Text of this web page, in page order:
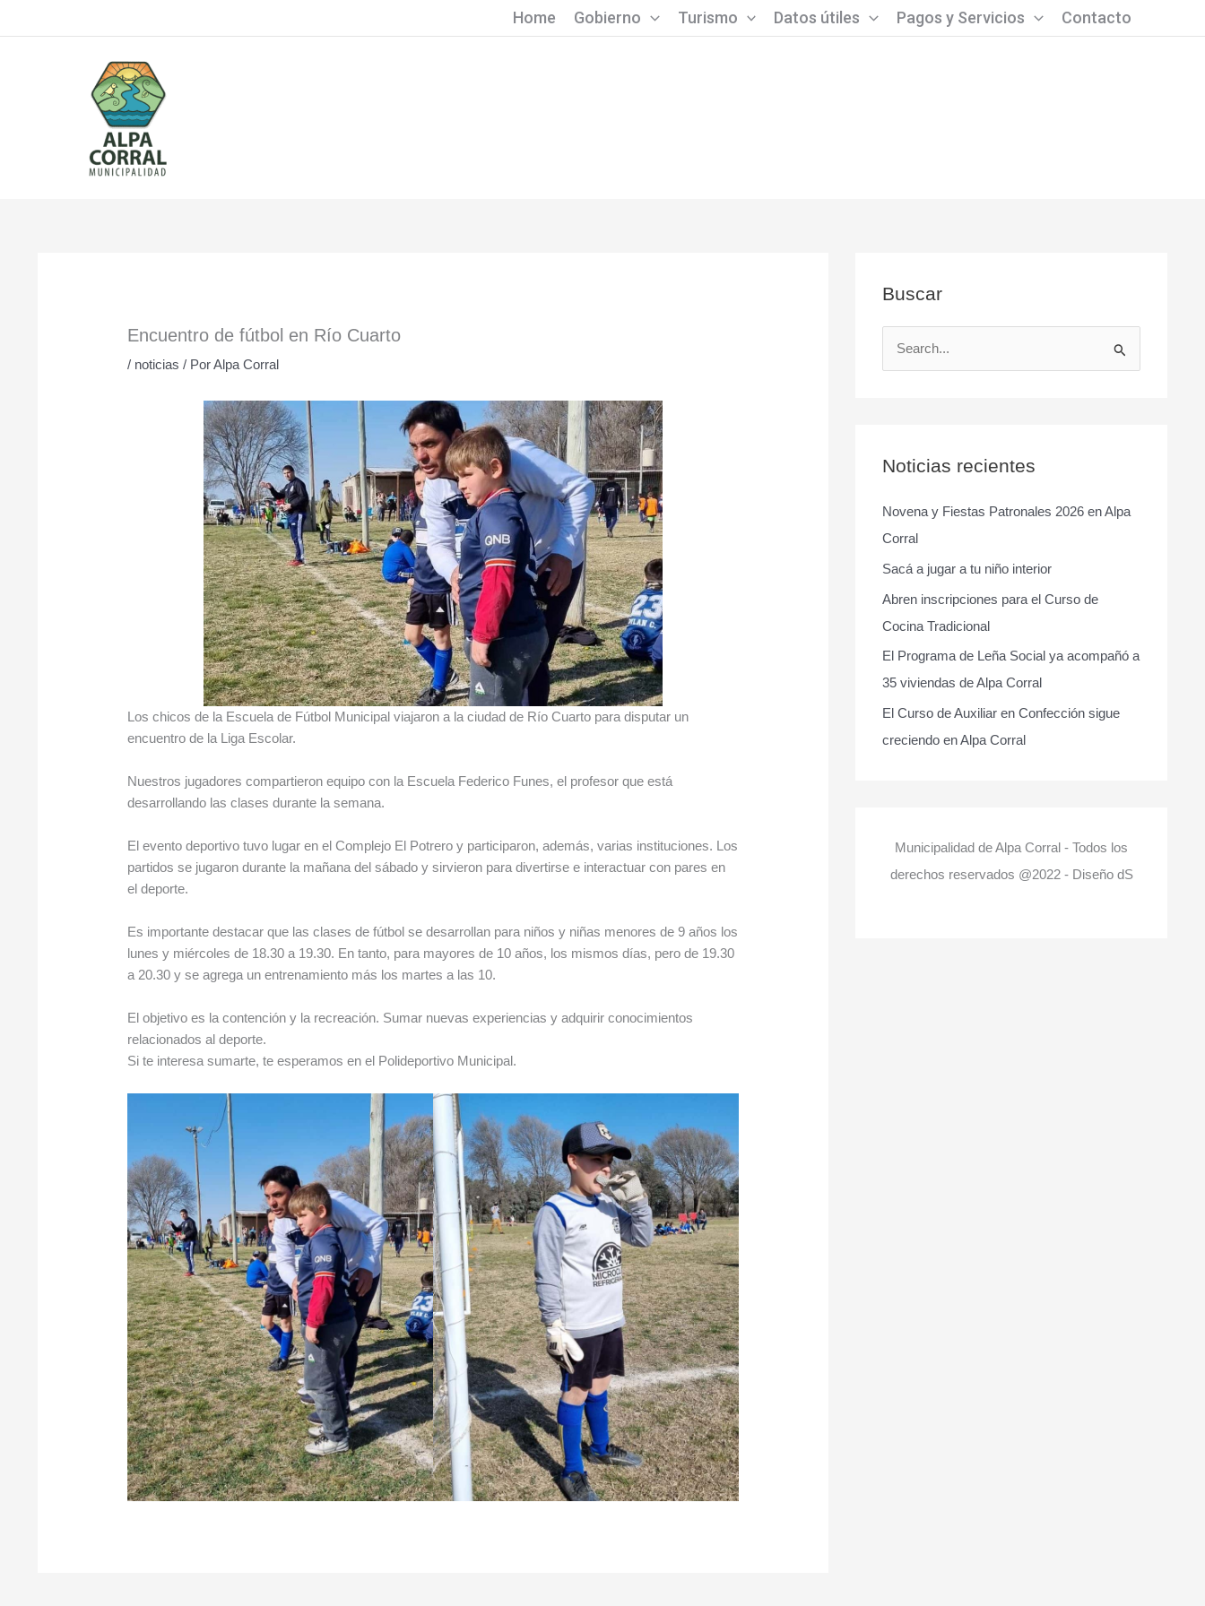
Home Gobierno Turismo Datos útiles Pagos y Servicios Contacto
Encuentro de fútbol en Río Cuarto
/ noticias / PorAlpa Corral
Los chicos de la Escuela de Fútbol Municipal viajaron a la ciudad de Río Cuarto para disputar un
encuentro de la Liga Escolar.
Nuestros jugadores compartieron equipo con la Escuela Federico Funes, el profesor que está
desarrollando las clases durante la semana.
El evento deportivo tuvo lugar en el Complejo El Potrero y participaron, además, varias instituciones. Los
partidos se jugaron durante la mañana del sábado y sirvieron para divertirse e interactuar con pares en
el deporte.
Es importante destacar que las clases de fútbol se desarrollan para niños y niñas menores de 9 años los
lunes y miércoles de 18.30 a 19.30. En tanto, para mayores de 10 años, los mismos días, pero de 19.30
a 20.30 y se agrega un entrenamiento más los martes a las 10.
El objetivo es la contención y la recreación. Sumar nuevas experiencias y adquirir conocimientos
relacionados al deporte.
Si te interesa sumarte, te esperamos en el Polideportivo Municipal.
Buscar
a
p
o
r
:
Noticias recientes
Novena y Fiestas Patronales 2026 en Alpa
Corral
Sacá a jugar a tu niño interior
Abren inscripciones para el Curso de
Cocina Tradicional
El Programa de Leña Social ya acompañó a
35 viviendas de Alpa Corral
El Curso de Auxiliar en Confección sigue
creciendo en Alpa Corral
Municipalidad de Alpa Corral - Todos los
derechos reservados @2022 - Diseño dS